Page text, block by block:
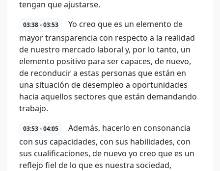
tengan que ajustarse.
03:38 - 03:53
Yo creo que es un elemento de
mayor transparencia con respecto a la realidad
de nuestro mercado laboral y, por lo tanto, un
elemento positivo para ser capaces, de nuevo,
de reconducir a estas personas que están en
una situación de desempleo a oportunidades
hacia aquellos sectores que están demandando
trabajo.
03:53 - 04:05
Además, hacerlo en consonancia
con sus capacidades, con sus habilidades, con
sus cualificaciones, de nuevo yo creo que es un
reflejo fiel de lo que es nuestra sociedad,